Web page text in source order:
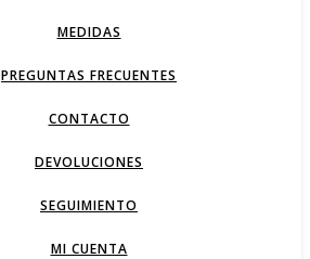
MEDIDAS
PREGUNTAS FRECUENTES
CONTACTO
DEVOLUCIONES
SEGUIMIENTO
MI CUENTA